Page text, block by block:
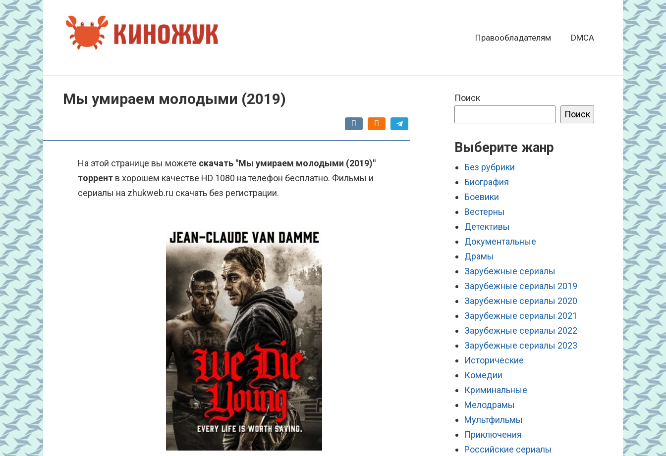
Перейти
к
контенту
Правообладателям DMCA
Мы умираем молодыми (2019)
На этой странице вы можете скачать "Мы умираем молодыми (2019)"
торрент в хорошем качестве HD 1080 на телефон бесплатно. Фильмы и
сериалы на zhukweb.ru скачать без регистрации.
Поиск
Поиск
Выберите жанр
Без рубрики
Биография
Боевики
Вестерны
Детективы
Документальные
Драмы
Зарубежные сериалы
Зарубежные сериалы 2019
Зарубежные сериалы 2020
Зарубежные сериалы 2021
Зарубежные сериалы 2022
Зарубежные сериалы 2023
Исторические
Комедии
Криминальные
Мелодрамы
Мультфильмы
Приключения
Российские сериалы